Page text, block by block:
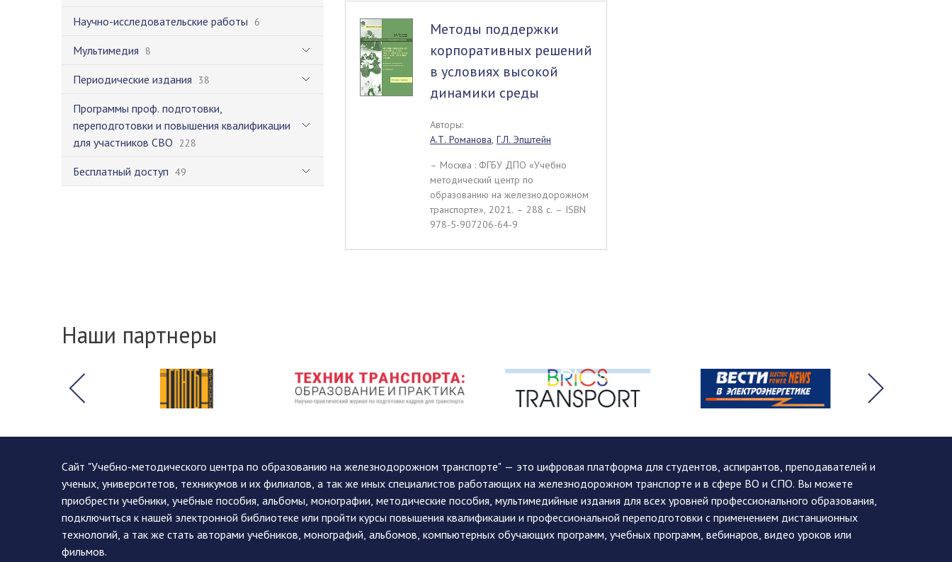
Научно-исследовательские работы 6
Мультимедия 8
Периодические издания 38
Программы проф. подготовки,
переподготовки и повышения квалификации
для участников СВО 228
Бесплатный доступ 49
Методы поддержки
корпоративных решений
в условиях высокой
динамики среды
Авторы:
А.Т. Романова, Г.Л. Эпштейн
– Москва : ФГБУ ДПО «Учебно
методический центр по
образованию на железнодорожном
транспорте», 2021. – 288 c. – ISBN
978-5-907206-64-9
Наши партнеры
Сайт "Учебно-методического центра по образованию на железнодорожном транспорте" — это цифровая платформа для студентов, аспирантов, преподавателей и
ученых, университетов, техникумов и их филиалов, а так же иных специалистов работающих на железнодорожном транспорте и в сфере ВО и СПО. Вы можете
приобрести учебники, учебные пособия, альбомы, монографии, методические пособия, мультимедийные издания для всех уровней профессионального образования,
подключиться к нашей электронной библиотеке или пройти курсы повышения квалификации и профессиональной переподготовки с применением дистанционных
технологий, а так же стать авторами учебников, монографий, альбомов, компьютерных обучающих программ, учебных программ, вебинаров, видео уроков или
фильмов.